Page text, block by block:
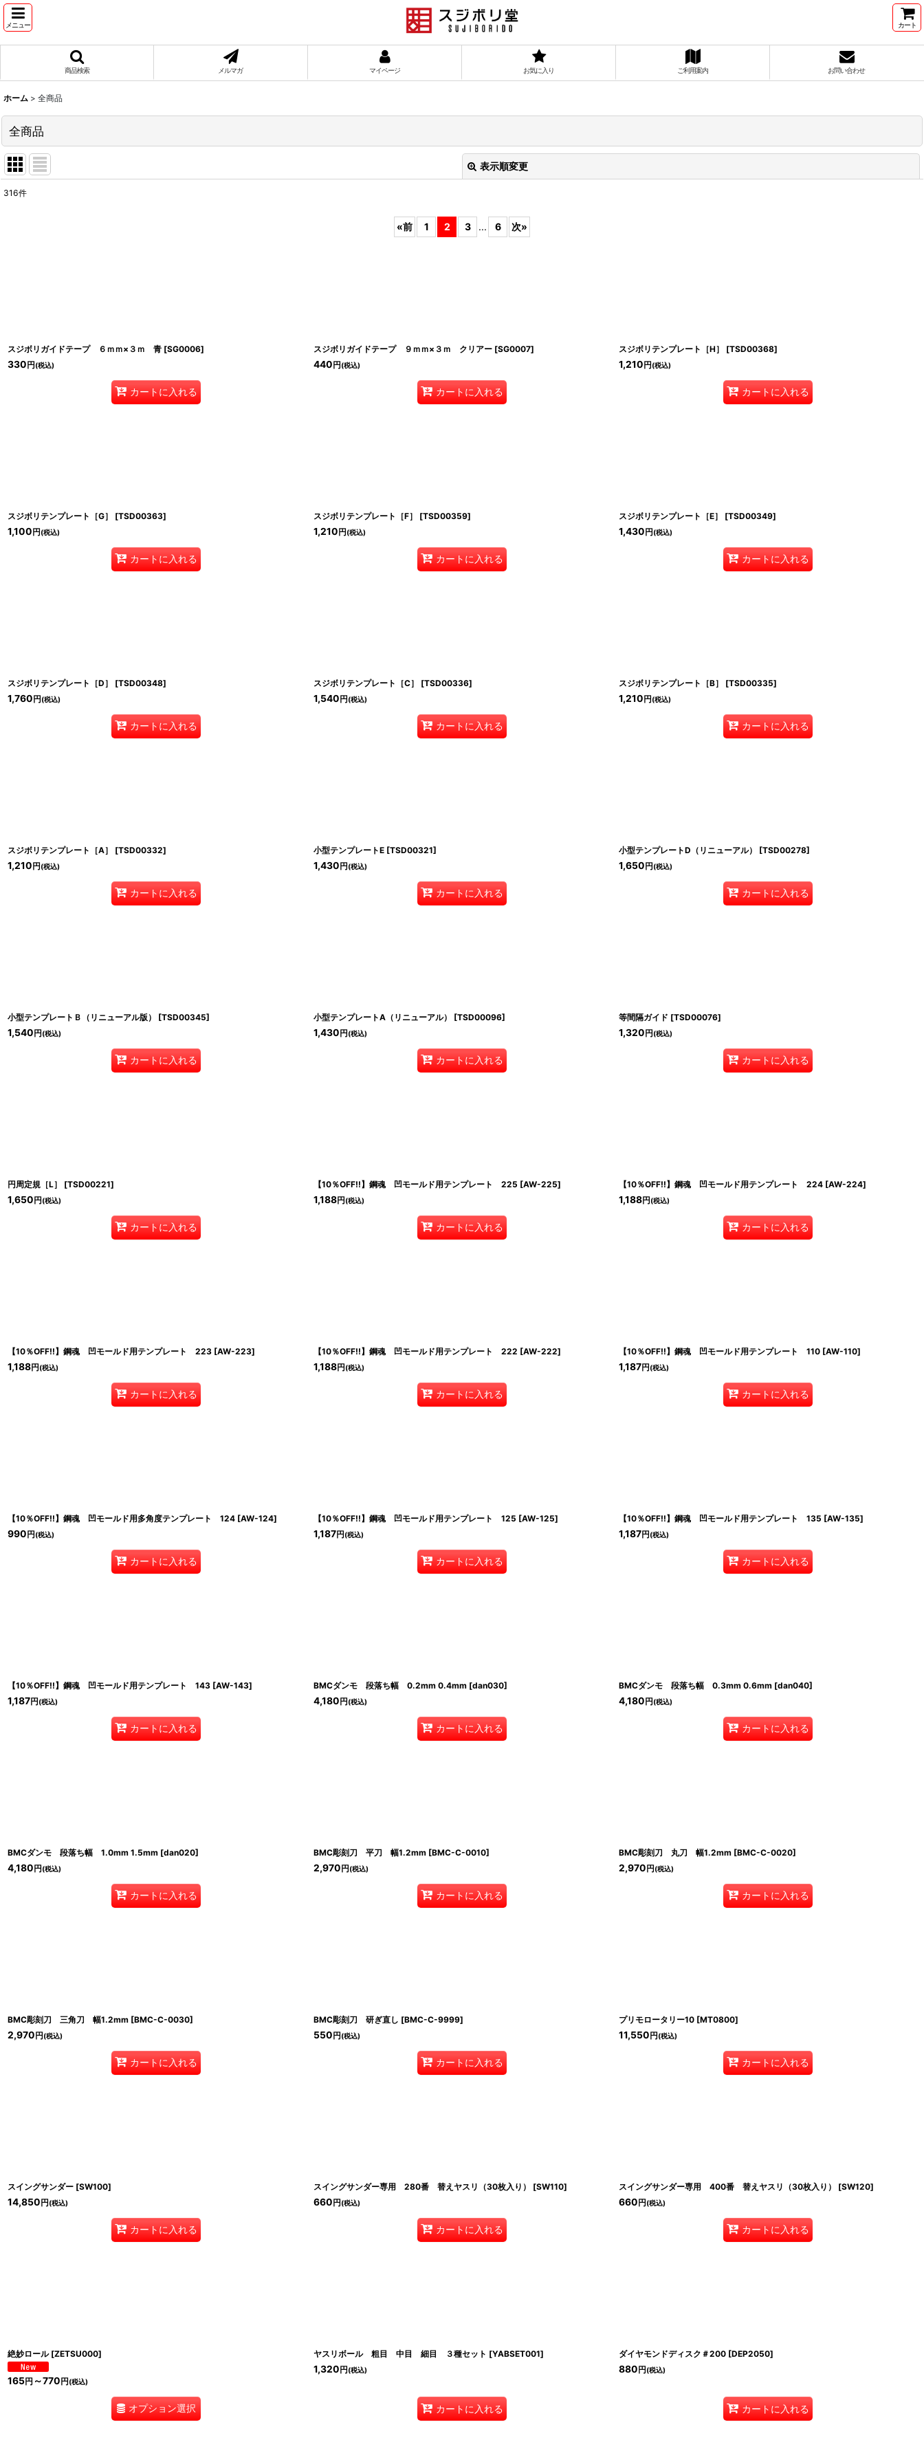
メニュー カート
商品検索 メルマガ マイページ お気に入り ご利用案内 お問い合わせ
ホーム > 全商品
全商品
表示順変更
316件
«前 1 2 3 ... 6 次»
スジボリガイドテープ ６ｍｍ×３ｍ 青 [SG0006]
330 円 (税込)
カートに入れる
スジボリガイドテープ ９ｍｍ×３ｍ クリアー [SG0007]
440 円 (税込)
カートに入れる
スジボリテンプレート［H］ [TSD00368]
1,210 円 (税込)
カートに入れる
スジボリテンプレート［G］ [TSD00363]
1,100 円 (税込)
カートに入れる
スジボリテンプレート［F］ [TSD00359]
1,210 円 (税込)
カートに入れる
スジボリテンプレート［E］ [TSD00349]
1,430 円 (税込)
カートに入れる
スジボリテンプレート［D］ [TSD00348]
1,760 円 (税込)
カートに入れる
スジボリテンプレート［C］ [TSD00336]
1,540 円 (税込)
カートに入れる
スジボリテンプレート［B］ [TSD00335]
1,210 円 (税込)
カートに入れる
スジボリテンプレート［A］ [TSD00332]
1,210 円 (税込)
カートに入れる
小型テンプレートE [TSD00321]
1,430 円 (税込)
カートに入れる
小型テンプレートD（リニューアル） [TSD00278]
1,650 円 (税込)
カートに入れる
小型テンプレートＢ（リニューアル版） [TSD00345]
1,540 円 (税込)
カートに入れる
小型テンプレートA（リニューアル） [TSD00096]
1,430 円 (税込)
カートに入れる
等間隔ガイド [TSD00076]
1,320 円 (税込)
カートに入れる
円周定規［L］ [TSD00221]
1,650 円 (税込)
カートに入れる
【10％OFF!!】鋼魂 凹モールド用テンプレート 225 [AW-225]
1,188円 (税込)
カートに入れる
【10％OFF!!】鋼魂 凹モールド用テンプレート 224 [AW-224]
1,188円 (税込)
カートに入れる
【10％OFF!!】鋼魂 凹モールド用テンプレート 223 [AW-223]
1,188円 (税込)
カートに入れる
【10％OFF!!】鋼魂 凹モールド用テンプレート 222 [AW-222]
1,188円 (税込)
カートに入れる
【10％OFF!!】鋼魂 凹モールド用テンプレート 110 [AW-110]
1,187円 (税込)
カートに入れる
【10％OFF!!】鋼魂 凹モールド用多角度テンプレート 124 [AW-124]
990 円 (税込)
カートに入れる
【10％OFF!!】鋼魂 凹モールド用テンプレート 125 [AW-125]
1,187円 (税込)
カートに入れる
【10％OFF!!】鋼魂 凹モールド用テンプレート 135 [AW-135]
1,187円 (税込)
カートに入れる
【10％OFF!!】鋼魂 凹モールド用テンプレート 143 [AW-143]
1,187円 (税込)
カートに入れる
BMCダンモ 段落ち幅 0.2mm 0.4mm [dan030]
4,180 円 (税込)
カートに入れる
BMCダンモ 段落ち幅 0.3mm 0.6mm [dan040]
4,180 円 (税込)
カートに入れる
BMCダンモ 段落ち幅 1.0mm 1.5mm [dan020]
4,180 円 (税込)
カートに入れる
BMC彫刻刀 平刀 幅1.2mm [BMC-C-0010]
2,970 円 (税込)
カートに入れる
BMC彫刻刀 丸刀 幅1.2mm [BMC-C-0020]
2,970 円 (税込)
カートに入れる
BMC彫刻刀 三角刀 幅1.2mm [BMC-C-0030]
2,970 円 (税込)
カートに入れる
BMC彫刻刀 研ぎ直し [BMC-C-9999]
550 円 (税込)
カートに入れる
プリモロータリー10 [MT0800]
11,550 円 (税込)
カートに入れる
スイングサンダー [SW100]
14,850 円 (税込)
カートに入れる
スイングサンダー専用 280番 替えヤスリ（30枚入り） [SW110]
660 円 (税込)
カートに入れる
スイングサンダー専用 400番 替えヤスリ（30枚入り） [SW120]
660 円 (税込)
カートに入れる
絶妙ロール [ZETSU000]
165円 ～770 円 (税込)
オプション選択
ヤスリボール 粗目 中目 細目 ３種セット [YABSET001]
1,320 円 (税込)
カートに入れる
ダイヤモンドディスク＃200 [DEP2050]
880 円 (税込)
カートに入れる